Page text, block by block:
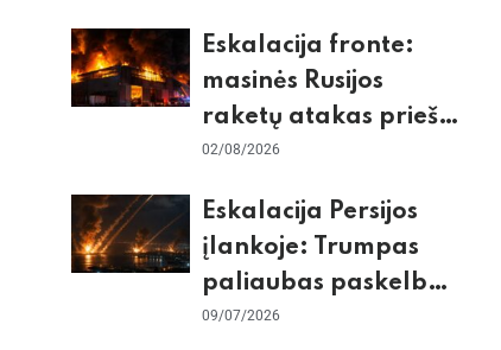
skurdas ir karinis
konfliktas su
Pakistanu
Eskalacija fronte:
masinės Rusijos
raketų atakas prieš
Kijevą, dronų smūgiai
žiemos krizės grėsmė
02/08/2026
Eskalacija Persijos
įlankoje: Trumpas
paliaubas paskelbė
baigtomis, JAV
09/07/2026